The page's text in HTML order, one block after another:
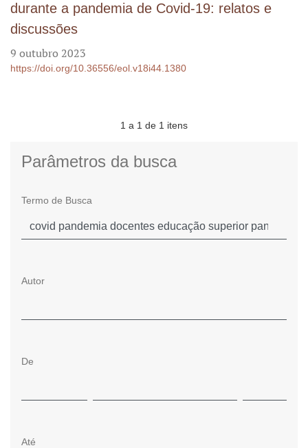
durante a pandemia de Covid-19: relatos e
discussões
9 outubro 2023
https://doi.org/10.36556/eol.v18i44.1380
1 a 1 de 1 itens
Parâmetros da busca
Termo de Busca
Autor
De
Até